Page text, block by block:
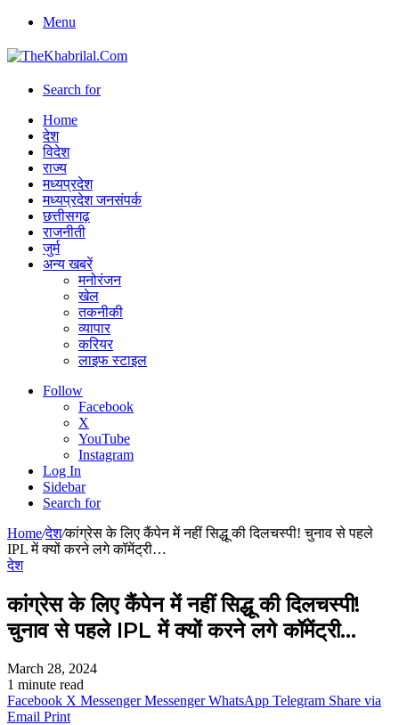
Menu
Search for
Home
देश
विदेश
राज्य
मध्यप्रदेश
मध्यप्रदेश जनसंपर्क
छत्तीसगढ़
राजनीती
जुर्म
अन्य खबरें
मनोरंजन
खेल
तकनीकी
व्यापार
करियर
लाइफ स्टाइल
Follow
Facebook
X
YouTube
Instagram
Log In
Sidebar
Search for
Home/देश/कांग्रेस के लिए कैंपेन में नहीं सिद्धू की दिलचस्पी! चुनाव से पहले
IPL में क्यों करने लगे कॉमेंट्री…
देश
कांग्रेस के लिए कैंपेन में नहीं सिद्धू की दिलचस्पी!
चुनाव से पहले IPL में क्यों करने लगे कॉमेंट्री…
March 28, 2024
1 minute read
Facebook X Messenger Messenger WhatsApp Telegram Share via
Email Print